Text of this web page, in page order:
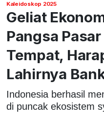
Kaleidoskop 2025
Geliat
Pangsa
Tempat,
Lahirnya
Indonesia berhasil
di puncak ekosistem